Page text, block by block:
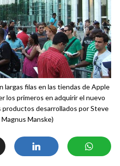
largas filas en las tiendas de Apple
los primeros en adquirir el nuevo
productos desarrollados por Steve
Magnus Manske)